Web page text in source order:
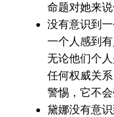
命题对她来
没有意识到
一个人感到
无论他们个
任何权威关
警惕，它不会
黛娜没有意